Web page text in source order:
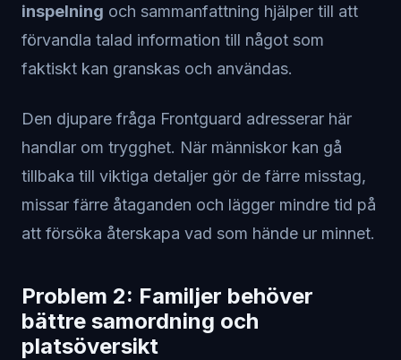
inspelning och sammanfattning hjälper till att
förvandla talad information till något som
faktiskt kan granskas och användas.
Den djupare fråga Frontguard adresserar här
handlar om trygghet. När människor kan gå
tillbaka till viktiga detaljer gör de färre misstag,
missar färre åtaganden och lägger mindre tid på
att försöka återskapa vad som hände ur minnet.
Problem 2: Familjer behöver
bättre samordning och
platsöversikt